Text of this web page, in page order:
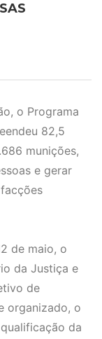
o Programa
82,5
munições,
e gerar
de maio, o
da Justiça e
de
organizado, o
da